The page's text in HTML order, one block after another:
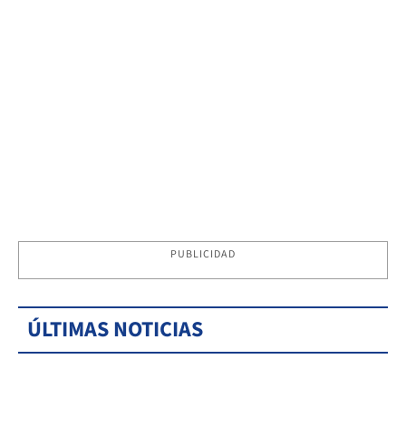
PUBLICIDAD
ÚLTIMAS NOTICIAS